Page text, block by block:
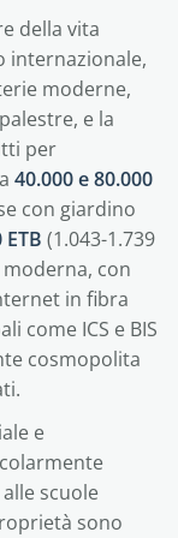
della vita
internazionale,
moderne,
e la
per
40.000 e 80.000
con giardino
(1.043-1.739
con
in fibra
come ICS e BIS
cosmopolita
e
scuole
sono